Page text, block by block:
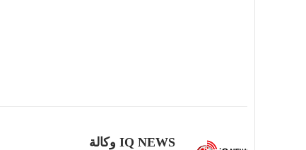
IQ NEWS وكالة